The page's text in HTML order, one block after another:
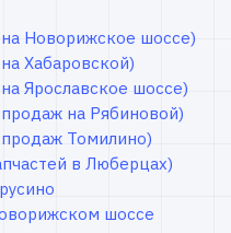
Новорижское шоссе)
Хабаровской)
Ярославское шоссе)
на Рябиновой)
Томилино)
в Люберцах)
шоссе